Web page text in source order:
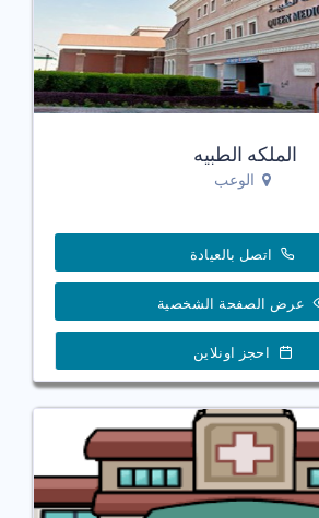
الملكه الطبيه
الوعب
اتصل بالعيادة
عرض الصفحة الشخصية
احجز اونلاين